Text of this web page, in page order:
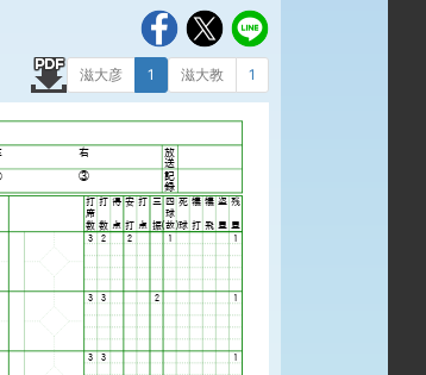
滋大教 1
滋大彦 1